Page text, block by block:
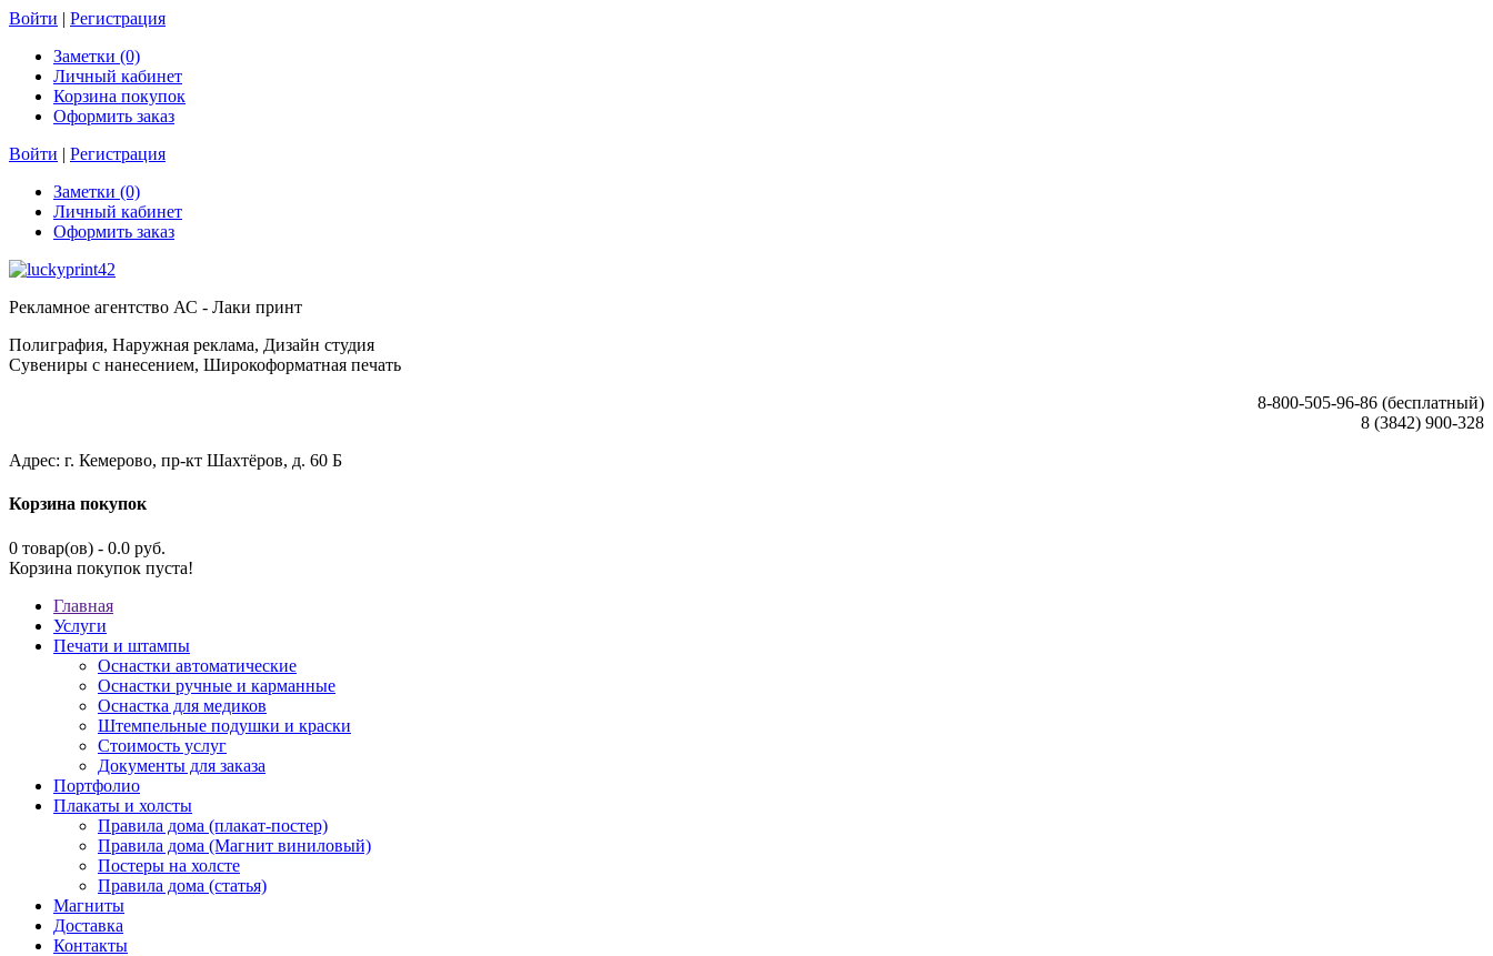
Войти | Регистрация
Заметки (0)
Личный кабинет
Корзина покупок
Оформить заказ
Войти | Регистрация
Заметки (0)
Личный кабинет
Оформить заказ
Рекламное агентство АС - Лаки принт
Полиграфия, Наружная реклама, Дизайн студия
Сувениры с нанесением, Широкоформатная печать
8-800-505-96-86 (бесплатный)
8 (3842) 900-328
Адрес: г. Кемерово, пр-кт Шахтёров, д. 60 Б
Корзина покупок
0 товар(ов) - 0.0 руб.
Корзина покупок пуста!
Главная
Услуги
Печати и штампы
Оснастки автоматические
Оснастки ручные и карманные
Оснастка для медиков
Штемпельные подушки и краски
Стоимость услуг
Документы для заказа
Портфолио
Плакаты и холсты
Правила дома (плакат-постер)
Правила дома (Магнит виниловый)
Постеры на холсте
Правила дома (статья)
Магниты
Доставка
Контакты